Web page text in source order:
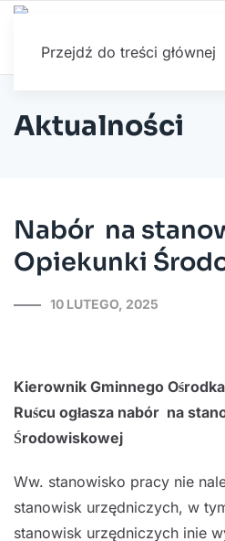
Przejdź do treści głównej
Aktualności
Nabór na
Opiekunki
10 LUTEGO, 2025
Kierownik Gminnego
Ruścu ogłasza nabór na
Środowiskowej
Ww. stanowisko pracy nie
stanowisk urzędniczych, w
stanowisk urzędniczych inie